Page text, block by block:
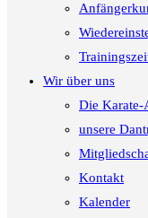
Wir über uns
Die Karate-
unsere
Kontakt
Kalender